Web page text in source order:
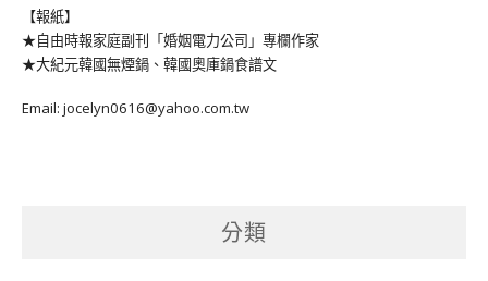
【報紙】
★自由時報家庭副刊「婚姻電力公司」專欄作家
★大紀元韓國無煙鍋、韓國奧庫鍋食譜文
Email: jocelyn0616@yahoo.com.tw
分類